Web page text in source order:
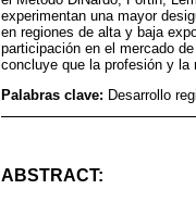
experimentan una mayor
en regiones de alta y baja
participación en el mercado
concluye que la profesión y la
Palabras clave: Desarrollo
ABSTRACT: